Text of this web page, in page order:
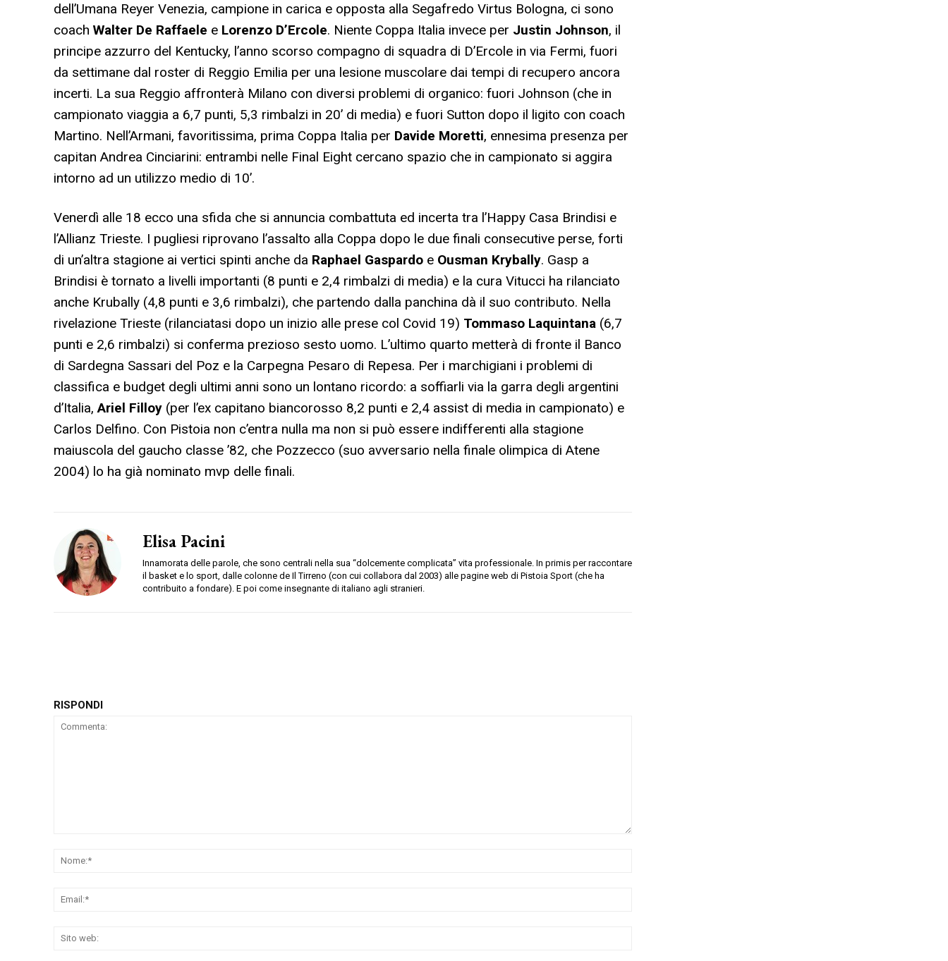
dell’Umana Reyer Venezia, campione in carica e opposta alla Segafredo Virtus Bologna, ci sono
coach Walter De Raffaele e Lorenzo D’Ercole. Niente Coppa Italia invece per Justin Johnson, il
principe azzurro del Kentucky, l’anno scorso compagno di squadra di D’Ercole in via Fermi, fuori
da settimane dal roster di Reggio Emilia per una lesione muscolare dai tempi di recupero ancora
incerti. La sua Reggio affronterà Milano con diversi problemi di organico: fuori Johnson (che in
campionato viaggia a 6,7 punti, 5,3 rimbalzi in 20’ di media) e fuori Sutton dopo il ligito con coach
Martino. Nell’Armani, favoritissima, prima Coppa Italia per Davide Moretti, ennesima presenza per
capitan Andrea Cinciarini: entrambi nelle Final Eight cercano spazio che in campionato si aggira
intorno ad un utilizzo medio di 10’.
Venerdì alle 18 ecco una sfida che si annuncia combattuta ed incerta tra l’Happy Casa Brindisi e
l’Allianz Trieste. I pugliesi riprovano l’assalto alla Coppa dopo le due finali consecutive perse, forti
di un’altra stagione ai vertici spinti anche da Raphael Gaspardo e Ousman Krybally. Gasp a
Brindisi è tornato a livelli importanti (8 punti e 2,4 rimbalzi di media) e la cura Vitucci ha rilanciato
anche Krubally (4,8 punti e 3,6 rimbalzi), che partendo dalla panchina dà il suo contributo. Nella
rivelazione Trieste (rilanciatasi dopo un inizio alle prese col Covid 19) Tommaso Laquintana (6,7
punti e 2,6 rimbalzi) si conferma prezioso sesto uomo. L’ultimo quarto metterà di fronte il Banco
di Sardegna Sassari del Poz e la Carpegna Pesaro di Repesa. Per i marchigiani i problemi di
classifica e budget degli ultimi anni sono un lontano ricordo: a soffiarli via la garra degli argentini
d’Italia,Ariel Filloy (per l’ex capitano biancorosso 8,2 punti e 2,4 assist di media in campionato) e
Carlos Delfino. Con Pistoia non c’entra nulla ma non si può essere indifferenti alla stagione
maiuscola del gaucho classe ’82, che Pozzecco (suo avversario nella finale olimpica di Atene
2004) lo ha già nominato mvp delle finali.
Elisa Pacini
Innamorata delle parole, che sono centrali nella sua “dolcemente complicata” vita professionale. In primis per raccontare
il basket e lo sport, dalle colonne de Il Tirreno (con cui collabora dal 2003) alle pagine web di Pistoia Sport (che ha
contribuito a fondare). E poi come insegnante di italiano agli stranieri.
RISPONDI